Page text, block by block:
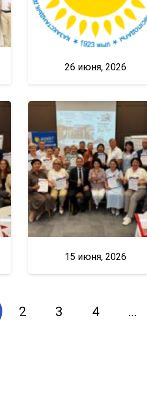
26 июня, 2026
15 июня, 2026
2 3 4 …